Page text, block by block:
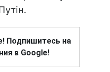
Подпишитесь на
в Google!